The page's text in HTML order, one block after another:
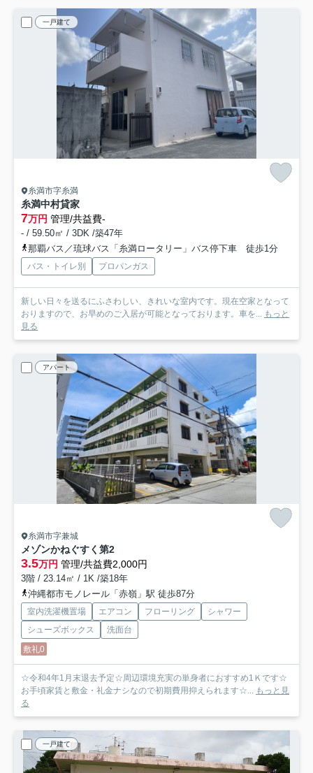
一戸建て
糸満市字糸満
糸満中村貸家
7万円 管理/共益費-
- / 59.50㎡ / 3DK /築47年
那覇バス／琉球バス「糸満ロータリー」バス停下車 徒歩1分
バス・トイレ別 プロパンガス
新しい日々を送るにふさわしい、きれいな室内です。現在空家となって
おりますので、お早めのご入居が可能となっております。車を... もっと
見る
アパート
糸満市字兼城
メゾンかねぐすく第2
3.5万円 管理/共益費2,000円
3階 / 23.14㎡ / 1K /築18年
沖縄都市モノレール「赤嶺」駅 徒歩87分
室内洗濯機置場 エアコン フローリング
シャワー
シューズボックス
洗面台
敷礼0
☆令和4年1月末退去予定☆周辺環境充実の単身者におすすめ1Ｋです☆
お手頃家賃と敷金・礼金ナシなので初期費用抑えられます☆... もっと見
る
一戸建て